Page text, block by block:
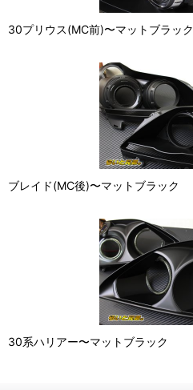
30プリウス(MC前)〜マットブラック
ブレイド(MC後)〜マットブラック
30系ハリアー〜マットブラック